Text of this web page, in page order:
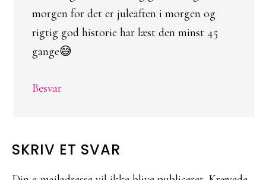
morgen for det er juleaften i morgen og
rigtig god historie har læst den minst 45
gange😅
Besvar
SKRIV ET SVAR